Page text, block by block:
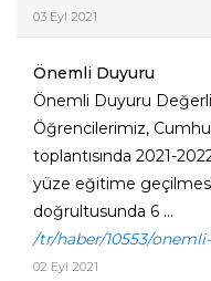
03 Eyl 2021
Önemli Duyuru
Önemli Duyuru Değerli
Öğrencilerimiz,
toplantısında 2021-
yüze eğitime
doğrultusunda 6 ...
/tr/haber/10553/
02 Eyl 2021